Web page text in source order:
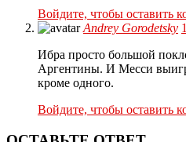
Войдите, чтобы оставить
Andrey Gorodetsky
Ибра просто большой
Аргентины. И Месси
кроме одного.
Войдите, чтобы оставить